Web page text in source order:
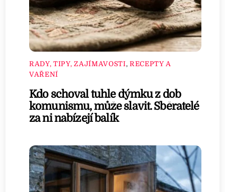
RADY, TIPY, ZAJÍMAVOSTI, RECEPTY A
VAŘENÍ
Kdo schoval tuhle dýmku z dob
komunismu, může slavit. Sběratelé
za ni nabízejí balík